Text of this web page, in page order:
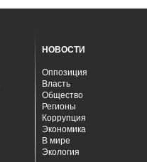
НОВОСТИ
Оппозиция
Власть
Общество
Регионы
Коррупция
Экономика
В мире
Экология